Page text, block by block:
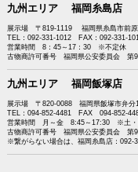
九州エリア 福岡糸島店
展示場 〒819-1119 福岡県糸島市前原
TEL：092-331-1012 FAX：092-331-
営業時間 8：45～17：30 ※不定休
古物商許可番号 福岡県公安委員会 第
九州エリア 福岡飯塚店
展示場 〒820-0088 福岡県飯塚市弁分
TEL：094-852-4481 FAX 094-852-
営業時間 月～金 8:45～17:30 ※土・
古物商許可番号 福岡県公安委員会 第
※繋がらない場合は、福岡糸島店：092-